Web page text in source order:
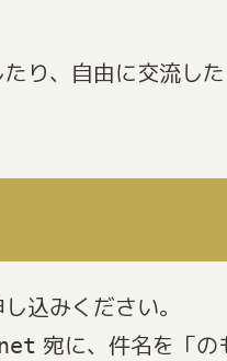
り、自由に交流し
込みください。
宛に、件名を「